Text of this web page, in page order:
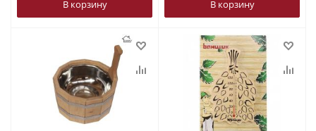
В корзину В корзину